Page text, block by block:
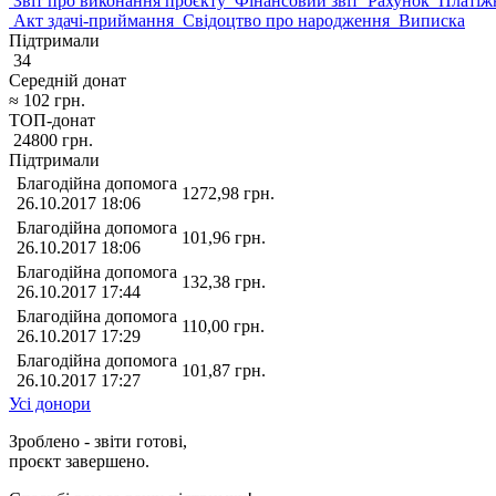
Акт здачі-приймання Свідоцтво про народження Виписка
Підтримали
34
Середній донат
≈ 102 грн.
ТОП-донат
24800 грн.
Підтримали
Благодійна допомога
26.10.2017 18:06
1272,98 грн.
Благодійна допомога
26.10.2017 18:06
101,96 грн.
Благодійна допомога
26.10.2017 17:44
132,38 грн.
Благодійна допомога
26.10.2017 17:29
110,00 грн.
Благодійна допомога
26.10.2017 17:27
101,87 грн.
Усі донори
Зроблено - звіти готові,
проєкт завершено.